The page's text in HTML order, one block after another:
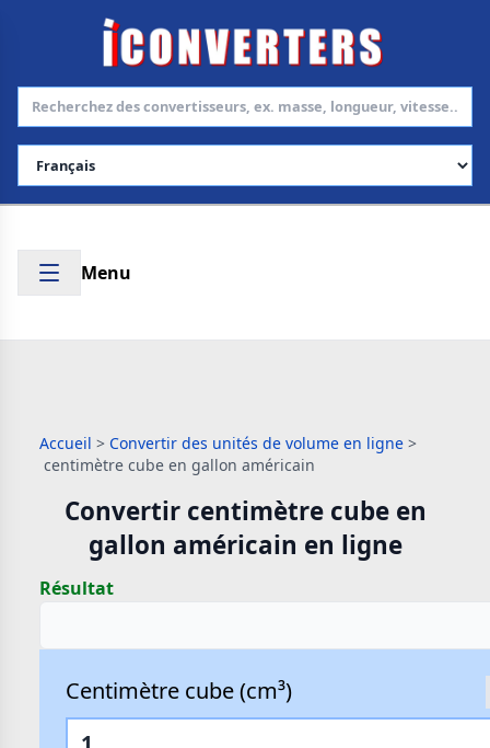
Choisir la langue
Menu
Accueil > Convertir des unités de volume en ligne >
centimètre cube en gallon américain
Convertir centimètre cube en
gallon américain en ligne
Résultat
Centimètre cube (cm³)